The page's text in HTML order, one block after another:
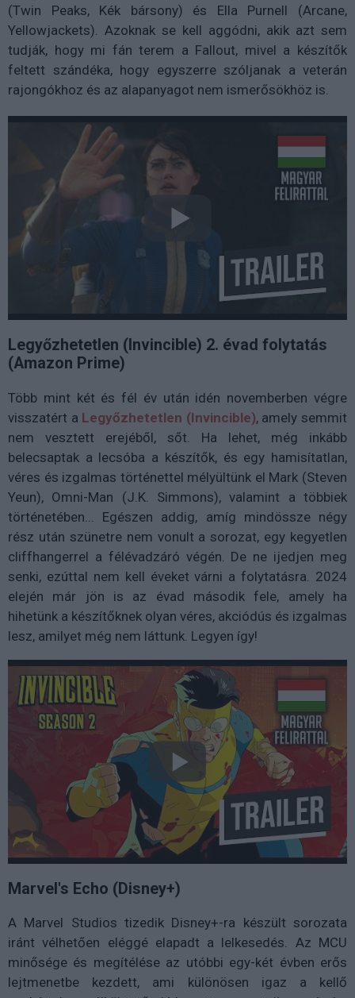
(Twin Peaks, Kék bársony) és Ella Purnell (Arcane,
Yellowjackets). Azoknak se kell aggódni, akik azt sem
tudják, hogy mi fán terem a Fallout, mivel a készítők
feltett szándéka, hogy egyszerre szóljanak a veterán
rajongókhoz és az alapanyagot nem ismerősökhöz is.
Legyőzhetetlen (Invincible) 2. évad folytatás
(Amazon Prime)
Több mint két és fél év után idén novemberben végre
visszatért a Legyőzhetetlen (Invincible), amely semmit
nem vesztett erejéből, sőt. Ha lehet, még inkább
belecsaptak a lecsóba a készítők, és egy hamisítatlan,
véres és izgalmas történettel mélyültünk el Mark (Steven
Yeun), Omni-Man (J.K. Simmons), valamint a többiek
történetében... Egészen addig, amíg mindössze négy
rész után szünetre nem vonult a sorozat, egy kegyetlen
cliffhangerrel a félévadzáró végén. De ne ijedjen meg
senki, ezúttal nem kell éveket várni a folytatásra. 2024
elején már jön is az évad második fele, amely ha
hihetünk a készítőknek olyan véres, akciódús és izgalmas
lesz, amilyet még nem láttunk. Legyen így!
Marvel's Echo (Disney+)
A Marvel Studios tizedik Disney+-ra készült sorozata
iránt vélhetően eléggé elapadt a lelkesedés. Az MCU
minősége és megítélése az utóbbi egy-két évben erős
lejtmenetbe kezdett, ami különösen igaz a kellő